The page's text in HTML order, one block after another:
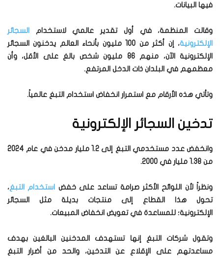
فيها البيانات.
وقالت المنظمة، في أول تقدير عالمي لاستخدام
السجائر
الإلكترونية
، إن أكثر من 100 مليون بأنحاء العالم يدخنون السجائر
الإلكترونية الآن، منهم 86 مليون شخص بالغ على الأقل، وأن
معظمهم في البلدان ذات الدخل المرتفع.
وتأتي هذه الأرقام مع استمرار انخفاض استخدام التبغ عالمياً.
تدخين السجائر الإلكترونية
وانخفض عدد مستخدمي التبغ إلى 1.2 مليار مدخن في عام 2024
من 1.38 مليار في 2000.
ونظراً لأن اللوائح الأكثر صرامة تساعد على خفض استخدام التبغ،
تحول هذا القطاع إلى منتجات بديلة مثل السجائر
الإلكترونية؛ للمساعدة في تعويض انخفاض المبيعات.
وتقول شركات التبغ إنها تستهدف المدخنين البالغين بهدف
مساعدتهم على الإقلاع عن التدخين، والحد من أضرار التبغ